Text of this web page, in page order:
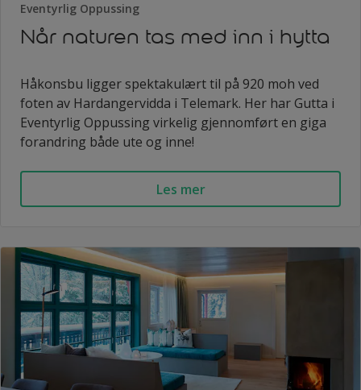
Eventyrlig Oppussing
Når naturen tas med inn i hytta
Håkonsbu ligger spektakulært til på 920 moh ved
foten av Hardangervidda i Telemark. Her har Gutta i
Eventyrlig Oppussing virkelig gjennomført en giga
forandring både ute og inne!
Les mer